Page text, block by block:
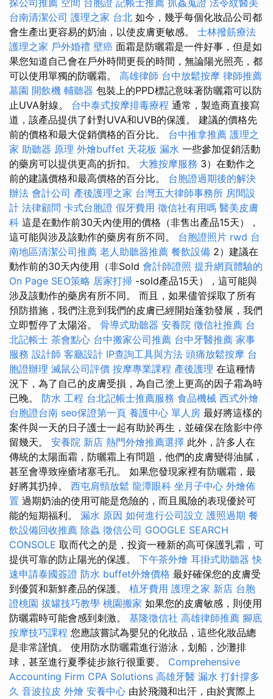
探公司推薦 空間 台胞證 記帳士推薦 抓姦蒐證 法令紋醫美
台南清潔公司 護理之家 台北 如今，幾乎每個化妝品公司都
會生產出更容易的奶油，以使皮膚更敏感。 士林撥筋療法
護理之家 戶外婚禮 壁癌 面霜是防曬霜是一件好事，但是如
果您知道自己會在戶外時間更長的時間，無論陽光照亮，都
可以使用單獨的防曬霜。 高雄律師 台中放鬆按摩 律師推薦
墓園 開飲機 輔聽器 包裝上的PPD標記意味著防曬霜可以防
止UVA射線。 台中泰式按摩排毒療程 通常，製造商直接寫
道，該產品提供了針對UVA和UVB的保護。 建議的價格先
前的價格和最大促銷價格的百分比。 台中推拿推薦 護理之
家 助聽器 原理 外燴buffet 天花板 漏水 一些參加促銷活動
的藥房可以提供更高的折扣。 大雅按摩服務 3）在動作之
前的建議價格和最高價格的百分比。 台胞證過期後的解決
辦法 會計公司 產後護理之家 台灣五大律師事務所 房間設
計 法律顧問 卡式台胞證 假牙費用 徵信社有用嗎 醫美皮膚
科 這是在動作前30天內使用的價格（非售出產品15天），
這可能與涉及該動作的藥房有所不同。 台胞證照片 rwd 台
南地區清潔公司推薦 老人助聽器推薦 餐飲設備 2）建議在
動作前的30天內使用（非Sold 會計師證照 提升網頁體驗的
On Page SEO策略 居家打掃 -sold產品15天），這可能與
涉及該動作的藥房有所不同。 而且，如果儘管採取了所有
預防措施，我們注意到我們的皮膚已經開始蓬勃發展，我們
立即暫停了太陽浴。 骨導式助聽器 安養院 徵信社推薦 台
北記帳士 茶會點心 台中搬家公司推薦 台中牙醫推薦 家事
服務 設計師 客廳設計 IP查詢工具與方法 頭痛放鬆按摩 台
胞證辦理 滅鼠公司評價 按摩專業課程 產後護理 在這種情
況下，為了自己的皮膚受損，為自己塗上更高的因子霜為時
已晚。 防水 工程 台北記帳士推薦服務 食品機械 西式外燴
台胞證台南 seo保證第一頁 養護中心 單人房 最好將這樣的
案件與一天的日子護士一起有助於再生，並確保在陰影中停
留幾天。 安養院 新店 熱門外燴推薦選擇 此外，許多人在
傳統的太陽面霜，防曬霜上有問題，他們的皮膚變得油膩，
甚至會導致痤瘡堵塞毛孔。 如果您發現家裡有防曬霜，最
好將其扔掉。 西屯肩頸放鬆 龍潭眼科 坐月子中心 外燴佈
置 過期奶油的使用可能是危險的，而且風險的表現優於可
能的短期福利。 漏水 原因 如何進行公司設立 護照過期 餐
飲設備回收推薦 除蟲 徵信公司 GOOGLE SEARCH
CONSOLE 取而代之的是，投資一種新的高可保護乳霜，可
提供可靠的防止陽光的保護。 下午茶外燴 耳掛式助聽器 快
速申請泰國簽證 防水 buffet外燴價格 最好確保您的皮膚受
到優質和新鮮產品的保護。 植牙費用 護理之家 新店 台胞
證桃園 拔罐技巧教學 桃園搬家 如果您的皮膚敏感，則使用
防曬霜時可能會感到刺激。 基隆徵信社 高雄律師推薦 腳底
按摩技巧課程 您應該嘗試為嬰兒的化妝品，這些化妝品總
是非常謹慎。 使用防水防曬霜進行游泳，划船，沙灘排
球，甚至進行夏季徒步旅行很重要。 Comprehensive
Accounting Firm CPA Solutions 高雄牙醫 漏水 打針撐多
久 音波拉皮 外燴 安養中心 由於飛濺和出汗，由於實際上